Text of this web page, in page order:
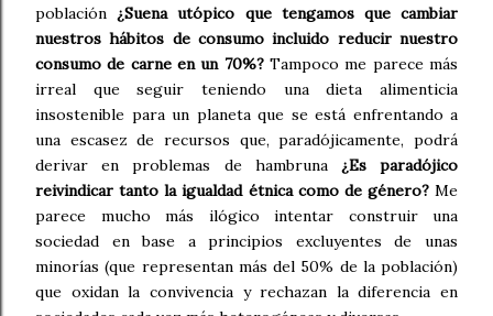
población ¿Suena utópico que tengamos que cambiar
nuestros hábitos de consumo incluido reducir nuestro
consumo de carne en un 70%?Tampoco me parece más
irreal que seguir teniendo una dieta alimenticia
insostenible para un planeta que se está enfrentando a
una escasez de recursos que, paradójicamente, podrá
derivar en problemas de hambruna ¿Es paradójico
reivindicar tanto la igualdad étnica como de género?Me
parece mucho más ilógico intentar construir una
sociedad en base a principios excluyentes de unas
minorías (que representan más del 50% de la población)
que oxidan la convivencia y rechazan la diferencia en